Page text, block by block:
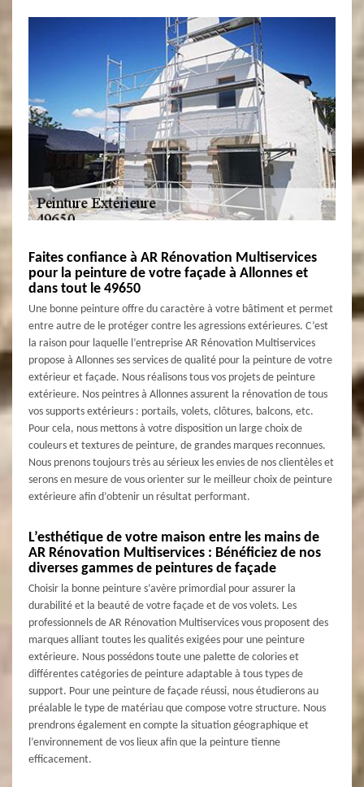
Faites confiance à AR Rénovation Multiservices
pour la peinture de votre façade à Allonnes et
dans tout le 49650
Une bonne peinture offre du caractère à votre bâtiment et permet
entre autre de le protéger contre les agressions extérieures. C’est
la raison pour laquelle l’entreprise AR Rénovation Multiservices
propose à Allonnes ses services de qualité pour la peinture de votre
extérieur et façade. Nous réalisons tous vos projets de peinture
extérieure. Nos peintres à Allonnes assurent la rénovation de tous
vos supports extérieurs : portails, volets, clôtures, balcons, etc.
Pour cela, nous mettons à votre disposition un large choix de
couleurs et textures de peinture, de grandes marques reconnues.
Nous prenons toujours très au sérieux les envies de nos clientèles et
serons en mesure de vous orienter sur le meilleur choix de peinture
extérieure afin d’obtenir un résultat performant.
L’esthétique de votre maison entre les mains de
AR Rénovation Multiservices : Bénéficiez de nos
diverses gammes de peintures de façade
Choisir la bonne peinture s’avère primordial pour assurer la
durabilité et la beauté de votre façade et de vos volets. Les
professionnels de AR Rénovation Multiservices vous proposent des
marques alliant toutes les qualités exigées pour une peinture
extérieure. Nous possédons toute une palette de colories et
différentes catégories de peinture adaptable à tous types de
support. Pour une peinture de façade réussi, nous étudierons au
préalable le type de matériau que compose votre structure. Nous
prendrons également en compte la situation géographique et
l’environnement de vos lieux afin que la peinture tienne
efficacement.